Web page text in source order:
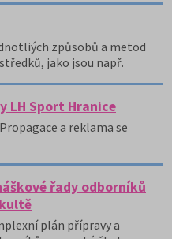
způsobů a metod
jako jsou např.
LH Sport Hranice
a reklama se
řady odborníků
plán přípravy a